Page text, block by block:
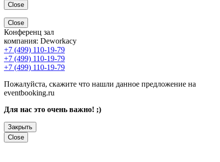
Close
Close
Конференц зал
компания: Deworkacy
+7 (499) 110-19-79
+7 (499) 110-19-79
+7 (499) 110-19-79
Пожалуйста, скажите что нашли данное предложение на
eventbooking.ru
Для нас это очень важно! ;)
Закрыть
Close